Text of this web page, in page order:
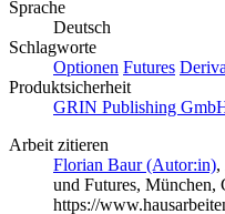
Sprache
Deutsch
Schlagworte
Optionen Futures
Produktsicherheit
GRIN Publishing
Arbeit zitieren
Florian Baur (Autor:in),
und Futures, München,
https://